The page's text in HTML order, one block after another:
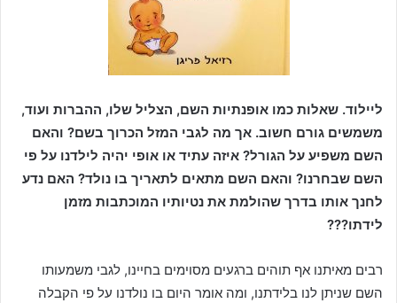
ליילוד. שאלות כמו אופנתיות השם, הצליל שלו, ההברות ועוד,
משמשים גורם חשוב. אך מה לגבי המזל הכרוך בשם? והאם
השם משפיע על הגורל? איזה עתיד או אופי יהיה לילדנו על פי
השם שבחרנו? והאם השם מתאים לתאריך בו נולד? האם נדע
לחנך אותו בדרך שהולמת את נטיותיו המוכתבות מזמן
לידתו???
רבים מאיתנו אף תוהים ברגעים מסוימים בחיינו, לגבי משמעותו
השם שניתן לנו בלידתנו, ומה אומר היום בו נולדנו על פי הקבלה